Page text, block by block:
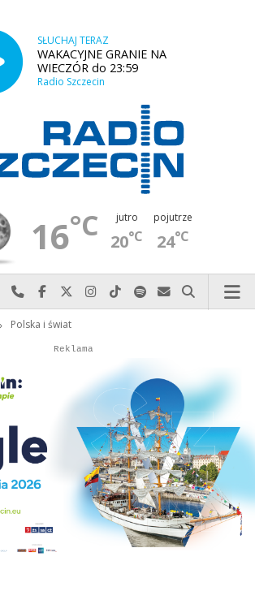
SŁUCHAJ TERAZ
WAKACYJNE GRANIE NA
WIECZÓR do 23:59
Radio Szczecin
16°C jutro
20°C
pojutrze
24°C
Najlepiej po prostu do nas zadzwoń
Odwiedź nas na Facebook-u
Odwiedź nas na X
Odwiedź nas na Instagram-ie
Odwiedź nas na TikTok-u
Szukaj nas na Spotify
Wyślij do nas
Szukaj
Polska i świat
Autopromocja
Reklama